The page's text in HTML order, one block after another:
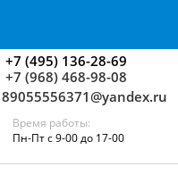
+7 (495) 136-28-69
+7 (968) 468-98-08
89055556371@yandex.ru
Время работы:
Пн-Пт с 9-00 до 17-00